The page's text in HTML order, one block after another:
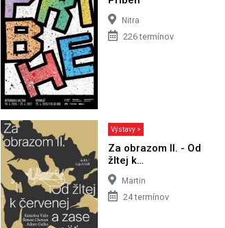
Nitra
226 termínov
Výstavy >
Za obrazom II. - Od
žltej k…
Martin
24 termínov